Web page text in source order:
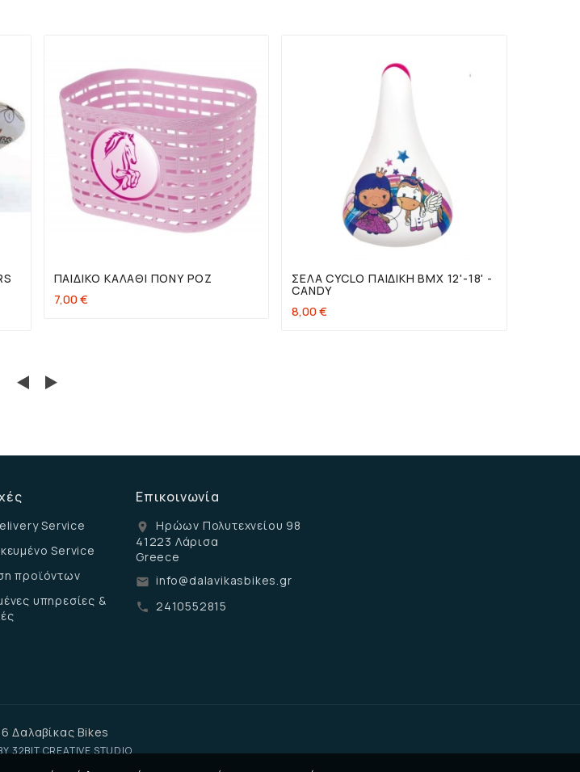
ΠΑΙΔΙΚΌ ΚΑΛΆΘΙ ΠΌΝΥ ΡΟΖ
7,00 €
 
ΣΈΛΑ CYCLO ΠΑΙΔΙΚΉ BMX 12'-18' -
CANDY
8,00 €
Service
Service
προϊόντων
υπηρεσίες &
Επικοινωνία
location_on
Ηρώων Πολυτεχνείου 98
41223 Λάρισα
Greece
email info@dalavikasbikes.gr
call 2410552815
Δαλαβίκας Bikes
32BIT CREATIVE STUDIO